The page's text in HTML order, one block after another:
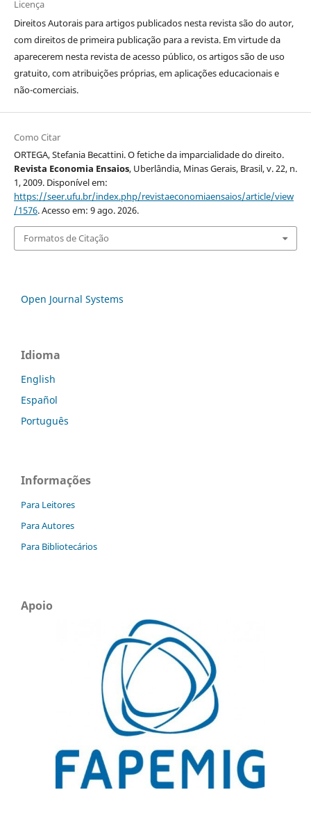
Licença
Direitos Autorais para artigos publicados nesta revista são do autor,
com direitos de primeira publicação para a revista. Em virtude da
aparecerem nesta revista de acesso público, os artigos são de uso
gratuito, com atribuições próprias, em aplicações educacionais e
não-comerciais.
Como Citar
ORTEGA, Stefania Becattini. O fetiche da imparcialidade do direito.
Revista Economia Ensaios, Uberlândia, Minas Gerais, Brasil, v. 22, n.
1, 2009. Disponível em:
https://seer.ufu.br/index.php/revistaeconomiaensaios/article/view
/1576. Acesso em: 9 ago. 2026.
Formatos de Citação
Open Journal Systems
Idioma
English
Español
Português
Informações
Para Leitores
Para Autores
Para Bibliotecários
Apoio